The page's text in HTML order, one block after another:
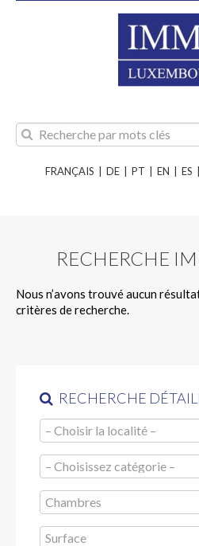
FRANÇAIS | DE | PT | EN | ES |
A
VENTES
EMPLOIS
CONTACT
RECHERCHE
Nous n’avons trouvé aucun
critères de recherche.
RECHERCHE